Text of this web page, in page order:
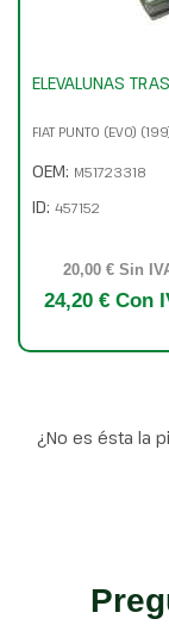
ELEVALUNAS
FIAT PUNTO (EVO)
OEM: M51723318
ID: 457152
20,00 € Sin
24,20 € Con
¿No es ésta la